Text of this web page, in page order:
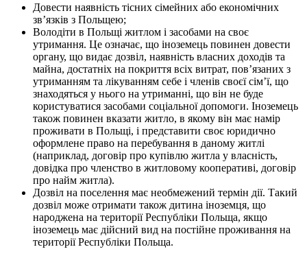
Довести наявність тісних сімейних або економічних
зв’язків з Польщею;
Володіти в Польщі житлом і засобами на своє
утримання. Це означає, що іноземець повинен довести
органу, що видає дозвіл, наявність власних доходів та
майна, достатніх на покриття всіх витрат, пов’язаних з
утриманням та лікуванням себе і членів своєї сім’ї, що
знаходяться у нього на утриманні, що він не буде
користуватися засобами соціальної допомоги. Іноземець
також повинен вказати житло, в якому він має намір
проживати в Польщі, і представити своє юридично
оформлене право на перебування в даному житлі
(наприклад, договір про купівлю житла у власність,
довідка про членство в житловому кооперативі, договір
про найм житла).
Дозвіл на поселення має необмежений термін дії. Такий
дозвіл може отримати також дитина іноземця, що
народжена на території Республіки Польща, якщо
іноземець має дійсний вид на постійне проживання на
території Республіки Польща.